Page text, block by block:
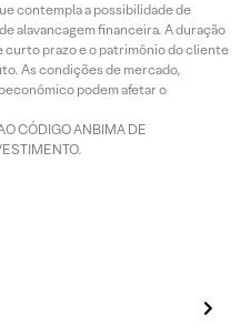
contempla a possibilidade de
alavancagem financeira. A duração
curto prazo e o patrimônio do cliente
As condições de mercado,
podem afetar o
CÓDIGO ANBIMA DE